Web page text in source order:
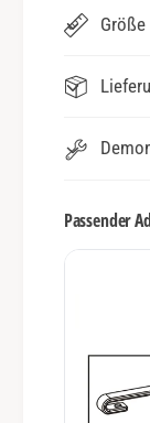
Größe
Passender